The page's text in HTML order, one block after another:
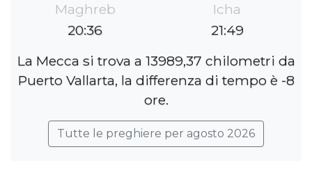
Maghreb
20:36
Icha
21:49
La Mecca si trova a 13989,37 chilometri da
Puerto Vallarta, la differenza di tempo è -8
ore.
Tutte le preghiere per agosto 2026